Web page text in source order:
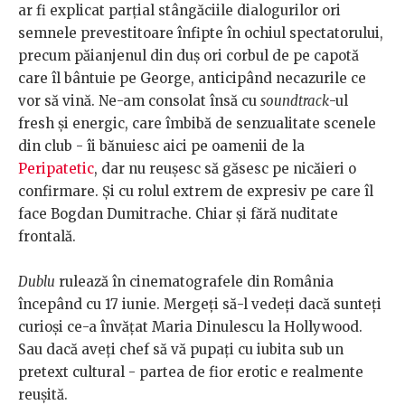
ar fi explicat parţial stângăciile dialogurilor ori
semnele prevestitoare înfipte în ochiul spectatorului,
precum păianjenul din duş ori corbul de pe capotă
care îl bântuie pe George, anticipând necazurile ce
vor să vină. Ne-am consolat însă cu soundtrack-ul
fresh și energic, care îmbibă de senzualitate scenele
din club - îi bănuiesc aici pe oamenii de la
Peripatetic, dar nu reuşesc să găsesc pe nicăieri o
confirmare. Şi cu rolul extrem de expresiv pe care îl
face Bogdan Dumitrache. Chiar şi fără nuditate
frontală.
Dublu rulează în cinematografele din România
începând cu 17 iunie. Mergeţi să-l vedeţi dacă sunteţi
curioşi ce-a învăţat Maria Dinulescu la Hollywood.
Sau dacă aveţi chef să vă pupaţi cu iubita sub un
pretext cultural - partea de fior erotic e realmente
reuşită.